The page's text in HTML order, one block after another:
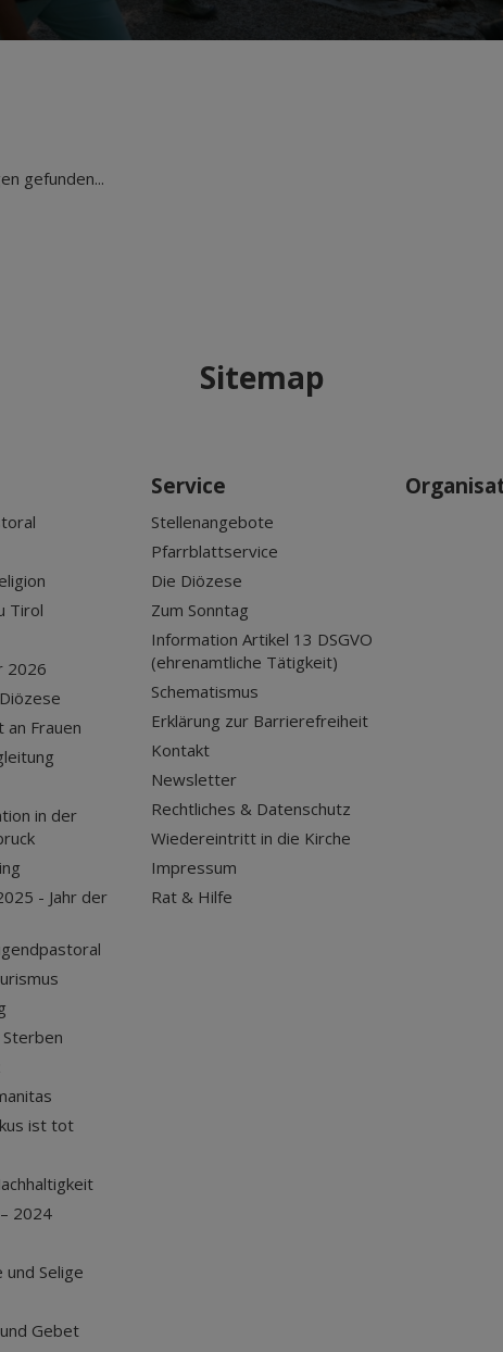
gefunden...
Sitemap
Tirol
2026
an Frauen
in der
- Jahr der
ist tot
2024
Selige
Gebet
Service
Stellenangebote
Pfarrblattservice
Die Diözese
Zum Sonntag
Information Artikel 13 DSGVO
(ehrenamtliche Tätigkeit)
Schematismus
Erklärung zur Barrierefreiheit
Kontakt
Newsletter
Rechtliches & Datenschutz
Wiedereintritt in die Kirche
Impressum
Rat & Hilfe